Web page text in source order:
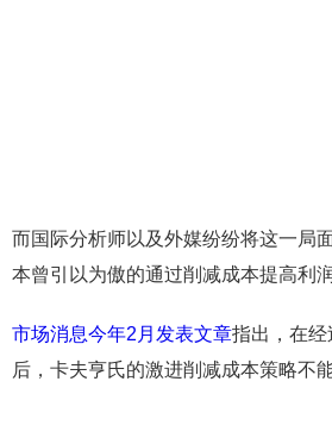
而国际分析师以及外媒纷纷将这一局
本曾引以为傲的通过削减成本提高利
市场消息今年2月发表文章指出，在
后，卡夫亨氏的激进削减成本策略不